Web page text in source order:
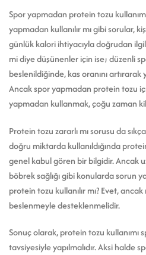
Spor yapmadan protein tozu
yapmadan kullanılır mı gibi sorular,
günlük kalori ihtiyacıyla doğrudan
mi diye düşünenler için ise; düzenli
beslenildiğinde, kas oranını artırarak
Ancak spor yapmadan protein tozu
yapmadan kullanmak, çoğu zaman
Protein tozu zararlı mı sorusu da
doğru miktarda kullanıldığında
genel kabul gören bir bilgidir. Ancak
böbrek sağlığı gibi konularda sorun
protein tozu kullanılır mı? Evet,
beslenmeyle desteklenmelidir.
Sonuç olarak, protein tozu kullanımı
tavsiyesiyle yapılmalıdır. Aksi halde